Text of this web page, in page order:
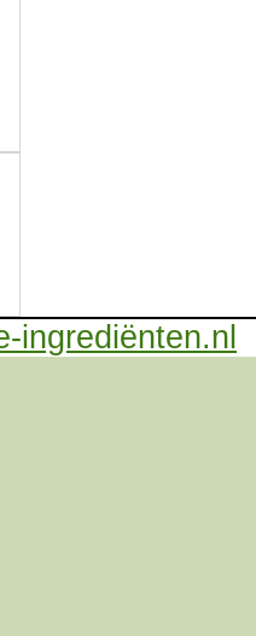
ingrediënten.nl